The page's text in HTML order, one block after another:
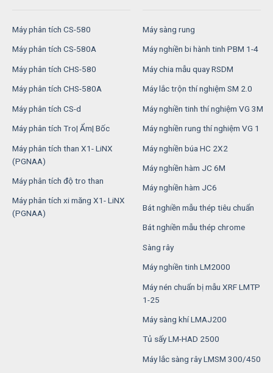
Máy phân tích CS-580
Máy phân tích CS-580A
Máy phân tích CHS-580
Máy phân tích CHS-580A
Máy phân tích CS-d
Máy phân tích Tro| Ẩm| Bốc
Máy phân tích than X1- LiNX
(PGNAA)
Máy phân tích độ tro than
Máy phân tích xi măng X1- LiNX
(PGNAA)
Máy sàng rung
Máy nghiền bi hành tinh PBM 1-4
Máy chia mẫu quay RSDM
Máy lắc trộn thí nghiệm SM 2.0
Máy nghiền tinh thí nghiệm VG 3M
Máy nghiền rung thí nghiệm VG 1
Máy nghiền búa HC 2X2
Máy nghiền hàm JC 6M
Máy nghiền hàm JC6
Bát nghiền mẫu thép tiêu chuẩn
Bát nghiền mẫu thép chrome
Sàng rây
Máy nghiền tinh LM2000
Máy nén chuẩn bị mẫu XRF LMTP
1-25
Máy sàng khí LMAJ200
Tủ sấy LM-HAD 2500
Máy lắc sàng rây LMSM 300/450